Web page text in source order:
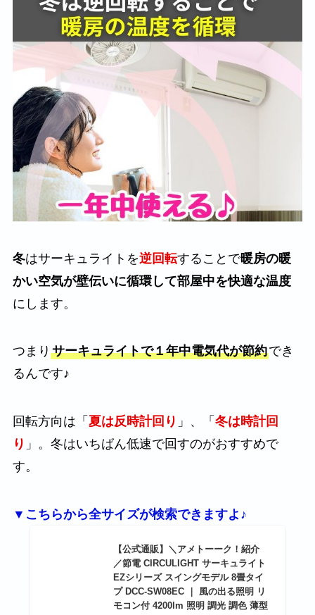
冬はサーキュライトを逆回転することで暖房の暖
かい空気が壁伝いに循環して部屋中を快適な温度
にします。
つまり サーキュライトで１年中電気代が節約でき
るんです♪
回転方向は「 夏は反時計回り 」、「 冬は時計回
り 」。冬はいちばん低速で回すのがおすすめで
す。
▼こちらから全サイズが検索できますよ♪
【公式通販】＼アメトーーク！紹介
／節電 CIRCULIGHT サーキュライト
EZシリーズ スイングモデル 8畳タイ
プ DCC-SW08EC ｜ 風の出る照明 リ
モコン付 4200lm 照明 調光 調色 薄型